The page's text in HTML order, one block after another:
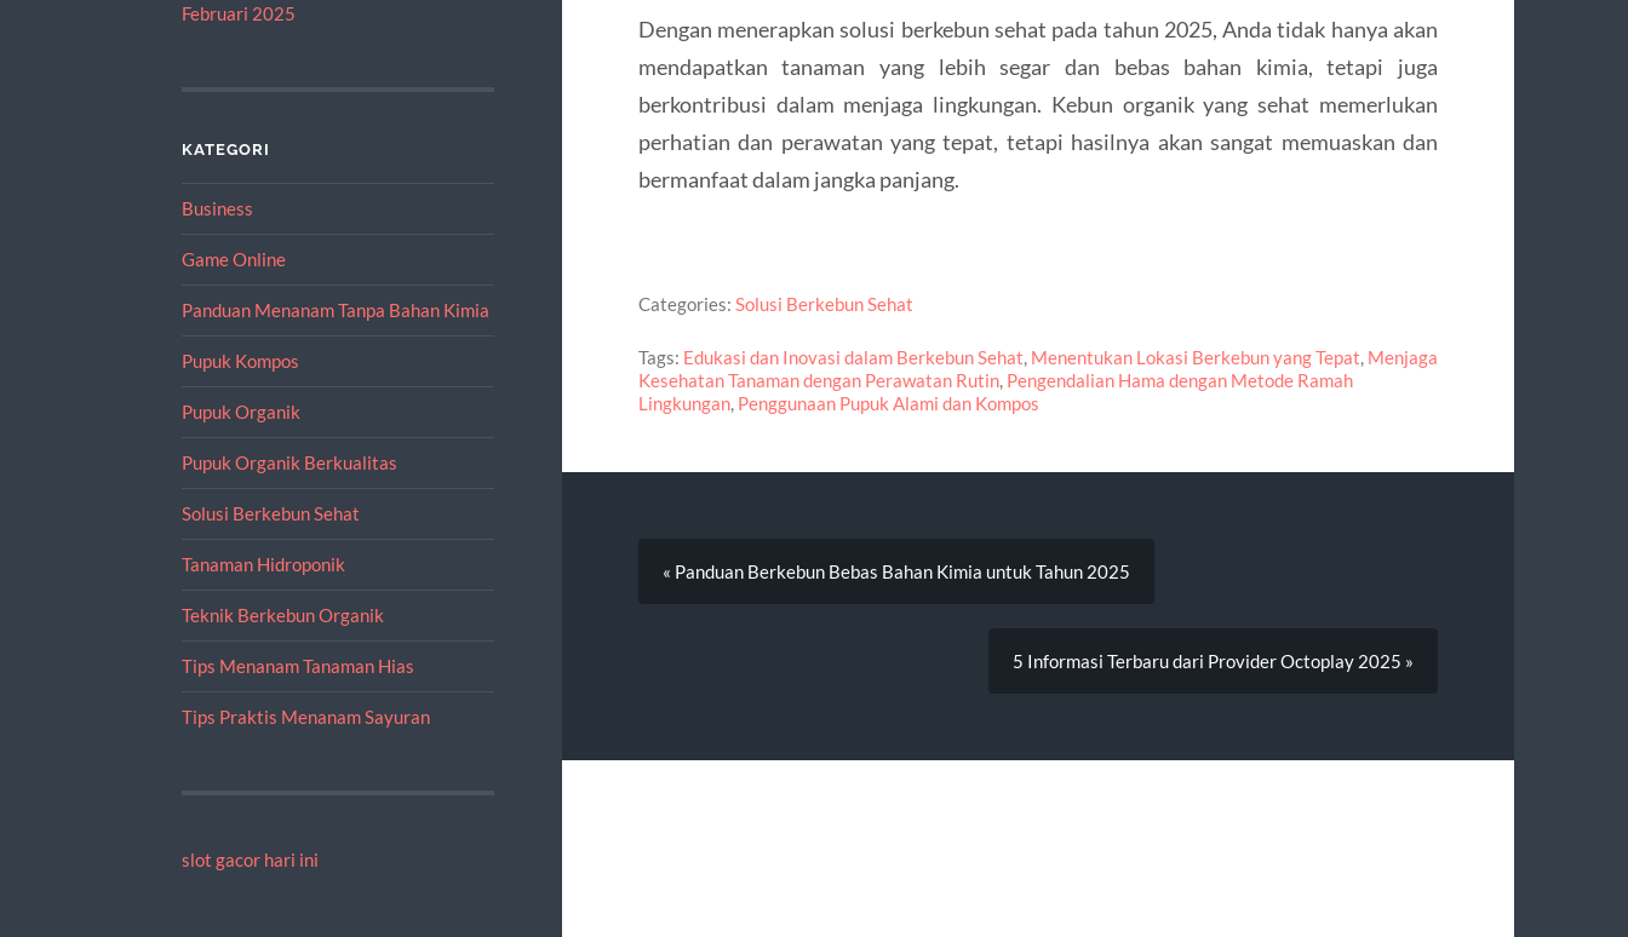
Februari 2025
KATEGORI
Business
Game Online
Panduan Menanam Tanpa Bahan Kimia
Pupuk Kompos
Pupuk Organik
Pupuk Organik Berkualitas
Solusi Berkebun Sehat
Tanaman Hidroponik
Teknik Berkebun Organik
Tips Menanam Tanaman Hias
Tips Praktis Menanam Sayuran
slot gacor hari ini
Dengan menerapkan solusi berkebun sehat pada tahun 2025, Anda tidak hanya akan
mendapatkan tanaman yang lebih segar dan bebas bahan kimia, tetapi juga
berkontribusi dalam menjaga lingkungan. Kebun organik yang sehat memerlukan
perhatian dan perawatan yang tepat, tetapi hasilnya akan sangat memuaskan dan
bermanfaat dalam jangka panjang.
Categories: Solusi Berkebun Sehat
Tags: Edukasi dan Inovasi dalam Berkebun Sehat, Menentukan Lokasi Berkebun yang Tepat, Menjaga
Kesehatan Tanaman dengan Perawatan Rutin, Pengendalian Hama dengan Metode Ramah
Lingkungan, Penggunaan Pupuk Alami dan Kompos
« Panduan Berkebun Bebas Bahan Kimia untuk Tahun 2025
5 Informasi Terbaru dari Provider Octoplay 2025 »